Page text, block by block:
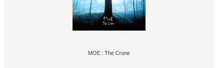
MOE : The Crone